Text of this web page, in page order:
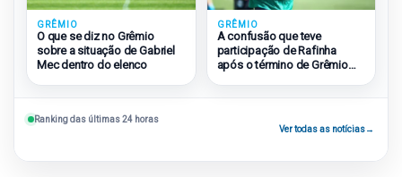
GRÊMIO
O que se diz no Grêmio
sobre a situação de Gabriel
Mec dentro do elenco
GRÊMIO
A confusão que teve
participação de Rafinha
após o término de Grêmio
Ranking das últimas 24 horas
Ver todas as notícias→